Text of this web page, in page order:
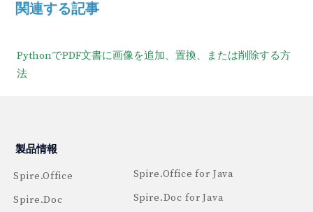
関連する記事
PythonでPDF文書に画像を追加、置換、または削除する方
法
製品情報
Spire.Office
Spire.Doc
Spire.Office for Java
Spire.Doc for Java